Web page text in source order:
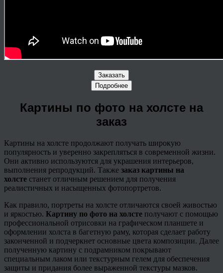
Заказать
Подробнее
Картины по фото на холсте на
заказ
Картины на холсте продолжают получать широкую
популярность и уверенно закрепляться в современной жизни.
Они активно используются для украшения интерьеров,
выполнения репродукций. Также заказ картины на
холсте станет отличным решением для получения
реалистичных и насыщенных фотопортретов.
Как правило, портреты на холсте отличаются своей живостью
и яркостью. Картину по фото на холсте получают с помощью
профессиональной отрисовки на графическом планшете и
оформлении холста в багетную раму, которая сделает работу
законченной и подчеркнет основные цвета композиции. Далее
полученную картину с подрамником покрывают
специальным лаком или текстурным гелем для обеспечения
защиты и придания более выраженной текстуры мазков.